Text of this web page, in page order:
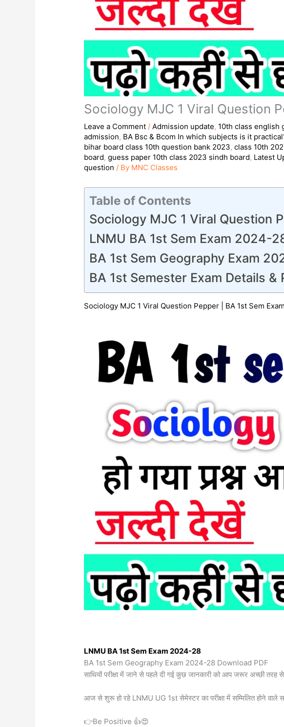
Sociology MJC 1 Viral Question
Leave a Comment / Admission update, 10th class english
admission, BA Bsc & Bcom In which subjects is it
bihar board class 10th question bank 2023,class 10th
board,guess paper 10th class 2023 sindh board, Latest
question / By MNC Classes
Table of Contents
Sociology MJC 1 Viral Question
LNMU BA 1st Sem Exam 2024-
BA 1st Sem Geography Exam
BA 1st Semester Exam Details
Sociology MJC 1 Viral Question Pepper | BA 1st Sem
LNMU BA 1st Sem Exam 2024-28
BA 1st Sem Geography Exam 2024-28 Download PDF
साथियों परीक्षा में जाने से पहले दी गई कुछ जानकारी को आप जरूर अच्छी तरह
आज से शुरू हो रहे LNMU UG 1st सेमेस्टर का परीक्षा में सम्मिलित होने वाले
👉Be Positive 👍😍